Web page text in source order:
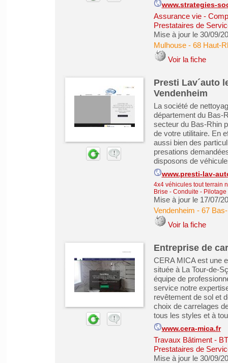
www.strategies-
Assurance vie -
Prestataires de
Mise à jour le 30/09/
Mulhouse- 68 Haut-
Voir la fiche
Presti Lav´auto
Vendenheim
La société de
département du Bas-
secteur du Bas-Rhin
de votre utilitaire. En
aussi bien des
presations
disposons de
www.presti-lav-
4x4 véhicules tout terrain
Brise - Conduite - Pilotage
Mise à jour le 17/07/
Vendenheim - 67
Voir la fiche
Entreprise de
CERA MICA est une
située à La Tour-de-
équipe de
service notre
revêtement de sol et
choix de carrelages
tous les styles et à
www.cera-mica.fr
Travaux Bâtiment -
Prestataires de
Mise à jour le 30/09/